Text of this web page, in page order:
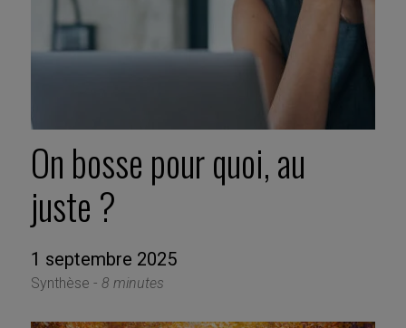
On bosse pour quoi, au
juste ?
1 septembre 2025
Synthèse - 8 minutes